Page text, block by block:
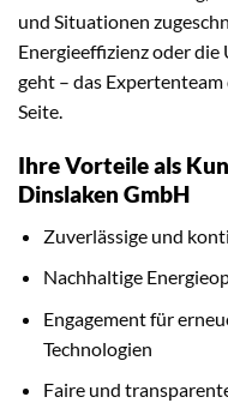
und Situationen
Energieeffizienz oder
geht – das
Seite.
Ihre Vorteile als
Dinslaken GmbH
Zuverlässige und
Nachhaltige
Engagement für
Technologien
Faire und